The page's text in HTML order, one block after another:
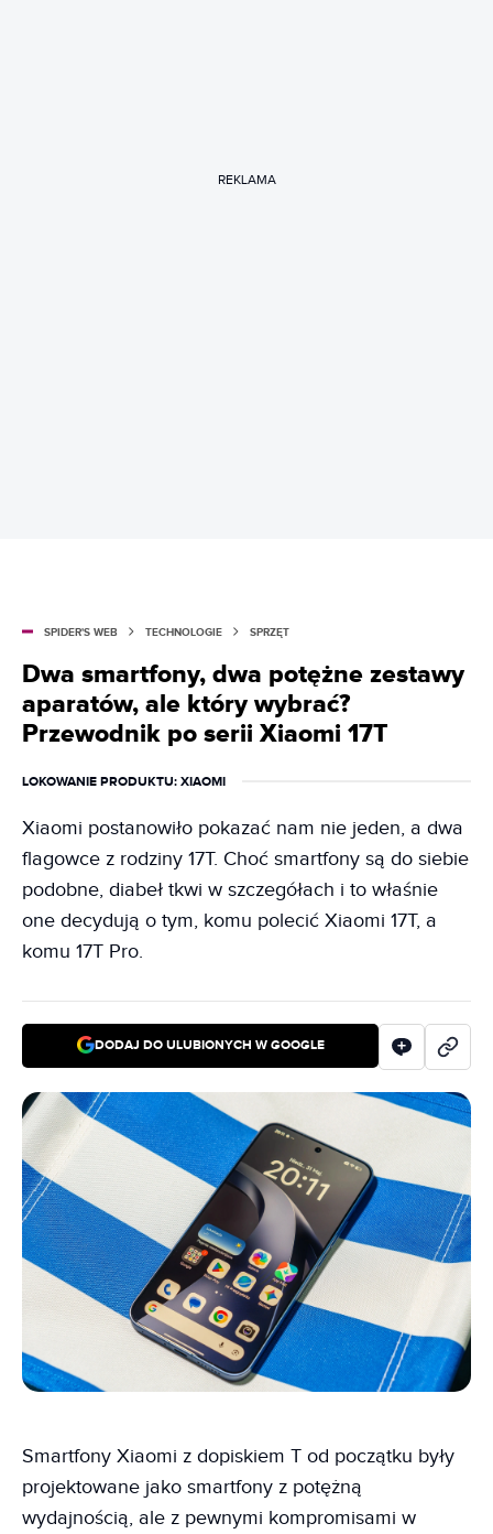
REKLAMA
SPIDER'S WEB TECHNOLOGIE SPRZĘT
Dwa smartfony, dwa potężne zestawy
aparatów, ale który wybrać?
Przewodnik po serii Xiaomi 17T
LOKOWANIE PRODUKTU: XIAOMI
Xiaomi postanowiło pokazać nam nie jeden, a dwa
flagowce z rodziny 17T. Choć smartfony są do siebie
podobne, diabeł tkwi w szczegółach i to właśnie
one decydują o tym, komu polecić Xiaomi 17T, a
komu 17T Pro.
DODAJ DO ULUBIONYCH W GOOGLE
Smartfony Xiaomi z dopiskiem T od początku były
projektowane jako smartfony z potężną
wydajnością, ale z pewnymi kompromisami w